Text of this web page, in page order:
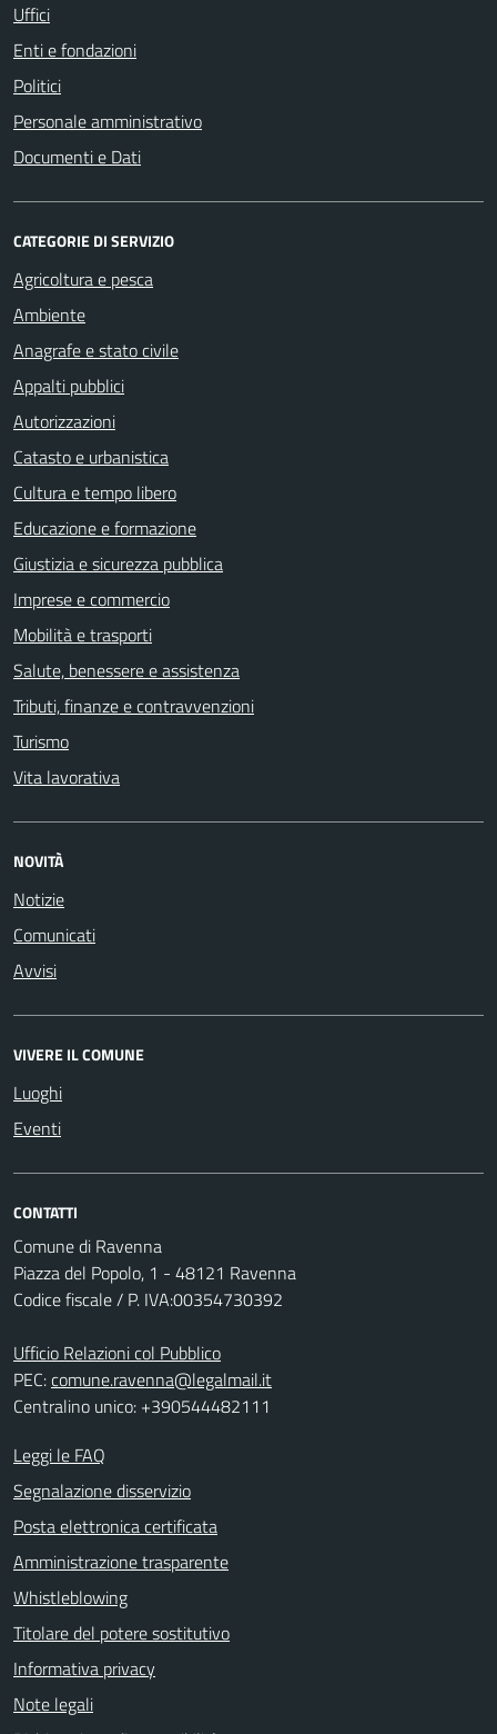
Uffici
Enti e fondazioni
Politici
Personale amministrativo
Documenti e Dati
CATEGORIE DI SERVIZIO
Agricoltura e pesca
Ambiente
Anagrafe e stato civile
Appalti pubblici
Autorizzazioni
Catasto e urbanistica
Cultura e tempo libero
Educazione e formazione
Giustizia e sicurezza pubblica
Imprese e commercio
Mobilità e trasporti
Salute, benessere e assistenza
Tributi, finanze e contravvenzioni
Turismo
Vita lavorativa
NOVITÀ
Notizie
Comunicati
Avvisi
VIVERE IL COMUNE
Luoghi
Eventi
CONTATTI
Comune di Ravenna
Piazza del Popolo, 1 - 48121 Ravenna
Codice fiscale / P. IVA:00354730392
Ufficio Relazioni col Pubblico
PEC:comune.ravenna@legalmail.it
Centralino unico: +390544482111
Leggi le FAQ
Segnalazione disservizio
Posta elettronica certificata
Amministrazione trasparente
Whistleblowing
Titolare del potere sostitutivo
Informativa privacy
Note legali